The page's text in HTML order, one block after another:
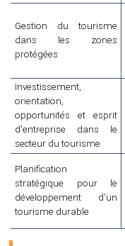
Gestion du tourisme
dans les zones
protégées
Investissement,
orientation,
opportunités et esprit
d'entreprise dans le
secteur du tourisme
Planification
stratégique pour le
développement d'un
tourisme durable